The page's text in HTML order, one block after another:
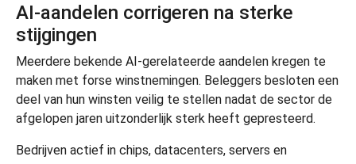
AI-aandelen corrigeren na sterke
stijgingen
Meerdere bekende AI-gerelateerde aandelen kregen te
maken met forse winstnemingen. Beleggers besloten een
deel van hun winsten veilig te stellen nadat de sector de
afgelopen jaren uitzonderlijk sterk heeft gepresteerd.
Bedrijven actief in chips, datacenters, servers en